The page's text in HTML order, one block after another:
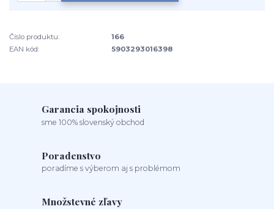
Číslo produktu:
166
EAN kód:
5903293016398
Garancia spokojnosti
sme 100% slovenský obchod
Poradenstvo
poradíme s výberom aj s problémom
Množstevné zľavy